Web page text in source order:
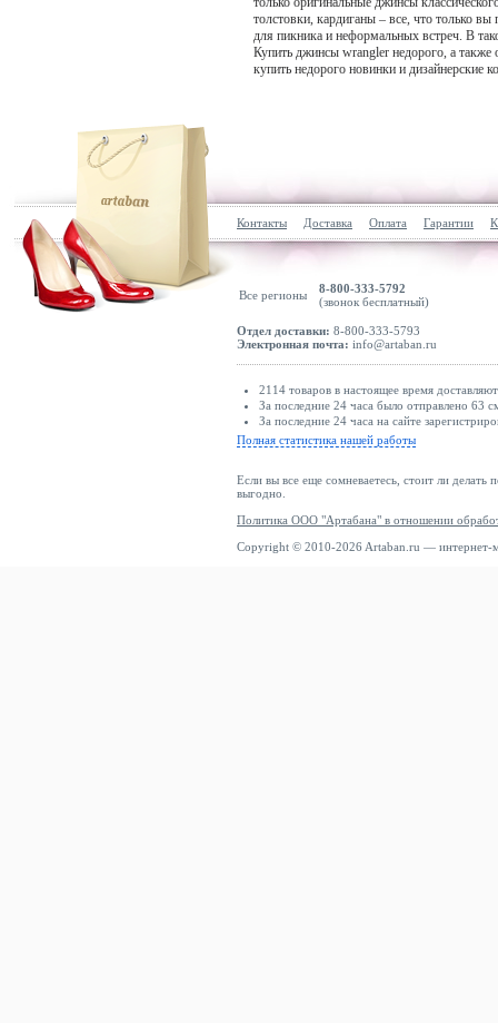
толстовки, кардиганы – все, что только
для пикника и неформальных встреч. В
Купить джинсы wrangler недорого, а также
купить недорого новинки и
Контакты Доставка Оплата Гарантии
Все регионы
8-800-333-5792
(звонок бесплатный)
Отдел доставки: 8-800-333-5793
Электронная почта: info@artaban.ru
2114 товаров в настоящее время
За последние 24 часа было отправлено 63
За последние 24 часа на сайте
Полная статистика нашей работы
Если вы все еще сомневаетесь, стоит ли делать
выгодно.
Политика ООО "Артабана" в отношении
Copyright © 2010-2026 Artaban.ru — интернет-